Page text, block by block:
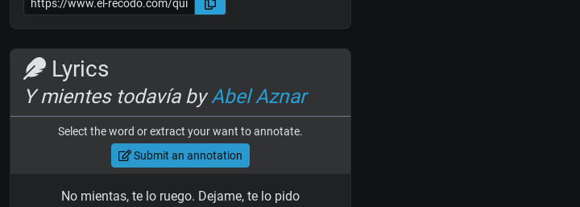
Lyrics
Y mientes todavía byAbel Aznar
Select the word or extract your want to annotate.
Submit an annotation
No mientas, te lo ruego. Dejame, te lo pido